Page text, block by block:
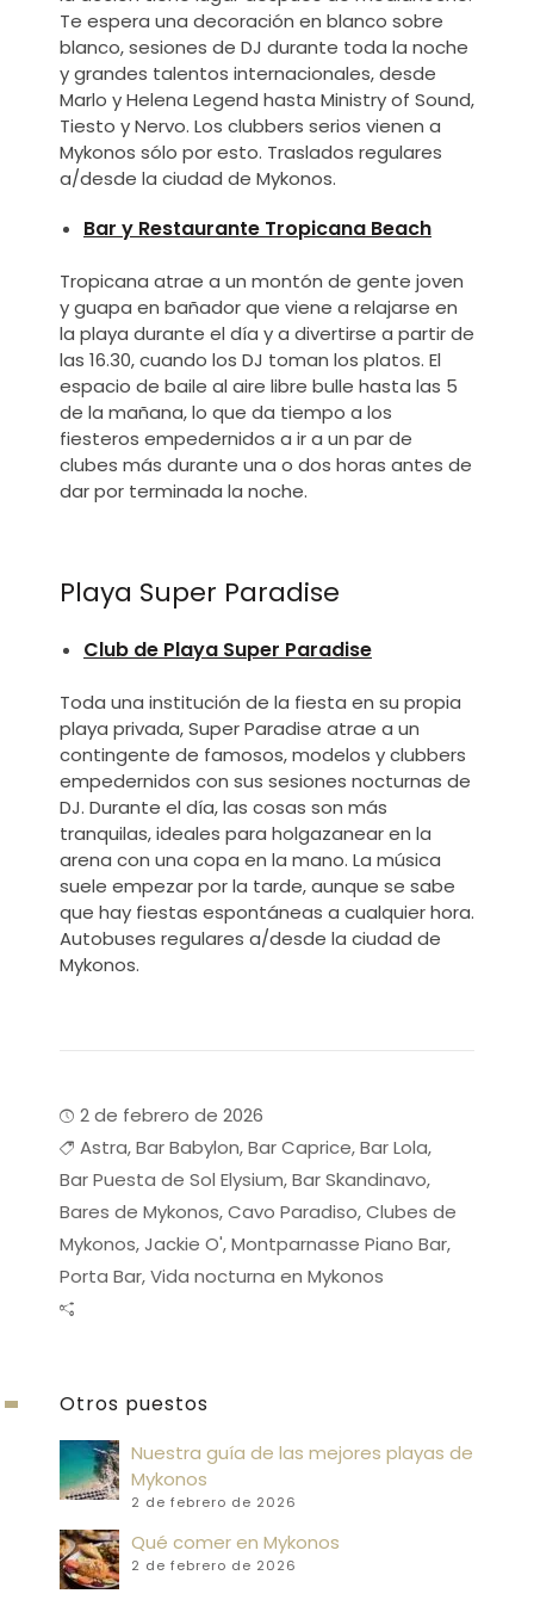
Te espera una decoración en blanco sobre
blanco, sesiones de DJ durante toda la noche
y grandes talentos internacionales, desde
Marlo y Helena Legend hasta Ministry of Sound,
Tiesto y Nervo. Los clubbers serios vienen a
Mykonos sólo por esto. Traslados regulares
a/desde la ciudad de Mykonos.
Bar y Restaurante Tropicana Beach
Tropicana atrae a un montón de gente joven
y guapa en bañador que viene a relajarse en
la playa durante el día y a divertirse a partir de
las 16.30, cuando los DJ toman los platos. El
espacio de baile al aire libre bulle hasta las 5
de la mañana, lo que da tiempo a los
fiesteros empedernidos a ir a un par de
clubes más durante una o dos horas antes de
dar por terminada la noche.
Playa Super Paradise
Club de Playa Super Paradise
Toda una institución de la fiesta en su propia
playa privada, Super Paradise atrae a un
contingente de famosos, modelos y clubbers
empedernidos con sus sesiones nocturnas de
DJ. Durante el día, las cosas son más
tranquilas, ideales para holgazanear en la
arena con una copa en la mano. La música
suele empezar por la tarde, aunque se sabe
que hay fiestas espontáneas a cualquier hora.
Autobuses regulares a/desde la ciudad de
Mykonos.
2 de febrero de 2026
Astra,Bar Babylon,Bar Caprice,Bar Lola,
Bar Puesta de Sol Elysium,Bar Skandinavo,
Bares de Mykonos,Cavo Paradiso,Clubes de
Mykonos,Jackie O',Montparnasse Piano Bar,
Porta Bar,Vida nocturna en Mykonos
Otros puestos
Nuestra guía de las mejores playas de
Mykonos
2 de febrero de 2026
Qué comer en Mykonos
2 de febrero de 2026